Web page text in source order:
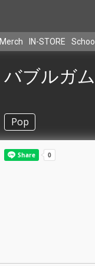
Merch IN-STORE
バブルガ
Pop